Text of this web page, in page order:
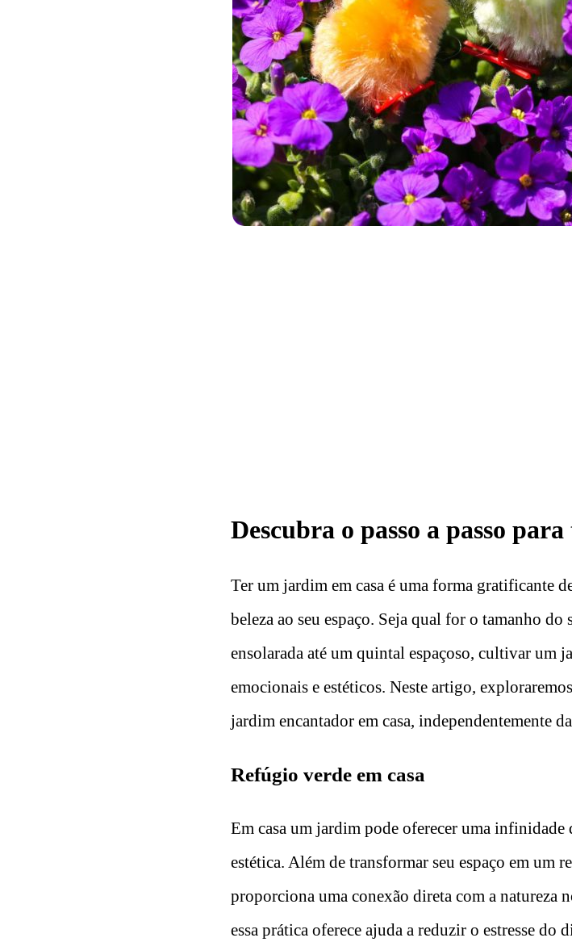
Descubra o passo a passo
Ter um jardim em casa é uma forma gratificante
beleza ao seu espaço. Seja qual for o tamanho do
ensolarada até um quintal espaçoso, cultivar um
emocionais e estéticos. Neste artigo,
jardim encantador em casa, independentemente
Refúgio verde em casa
Em casa um jardim pode oferecer uma infinidade
estética. Além de transformar seu espaço em
proporciona uma conexão direta com a natureza
essa prática oferece ajuda a reduzir o estresse